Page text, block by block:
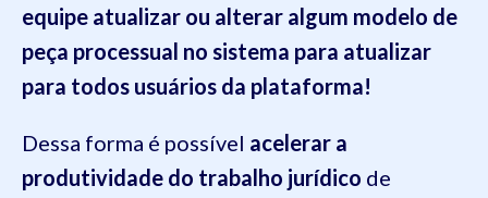
equipe atualizar ou alterar algum modelo de
peça processual no sistema para atualizar
para todos usuários da plataforma!
Dessa forma é possível acelerar a
produtividade do trabalho jurídico de